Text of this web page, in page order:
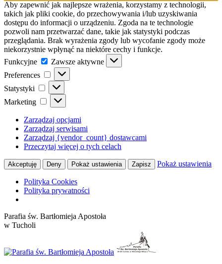
Aby zapewnić jak najlepsze wrażenia, korzystamy z technologii,
takich jak pliki cookie, do przechowywania i/lub uzyskiwania
dostępu do informacji o urządzeniu. Zgoda na te technologie
pozwoli nam przetwarzać dane, takie jak statystyki podczas
przeglądania. Brak wyrażenia zgody lub wycofanie zgody może
niekorzystnie wpłynąć na niektóre cechy i funkcje.
Funkcyjne
Funkcyjne
Zawsze aktywne
Preferences
Preferences
Statystyki Statystyki
Marketing Marketing
Zarządzaj opcjami
Zarządzaj serwisami
Zarządzaj {vendor_count} dostawcami
Przeczytaj więcej o tych celach
Akceptuję Deny Pokaż ustawienia Zapisz Pokaż ustawienia
Polityka Cookies
Polityka prywatności
Przewiń
do
Parafia św. Bartłomieja Apostoła
w Tucholi